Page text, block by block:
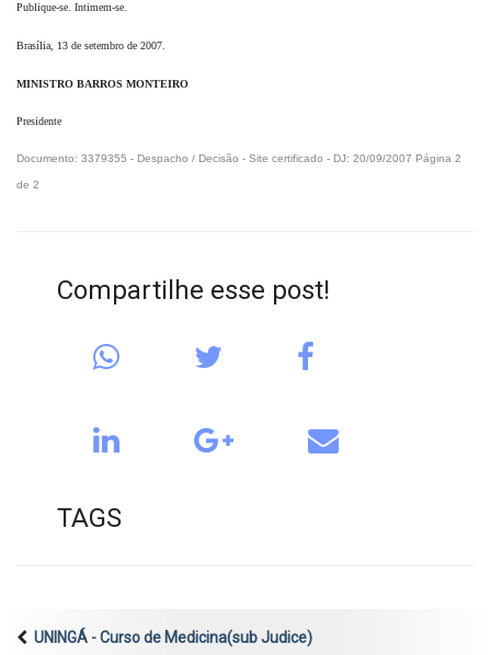
Publique-se. Intimem-se.
Brasília, 13 de setembro de 2007.
MINISTRO BARROS MONTEIRO
Presidente
Documento: 3379355 - Despacho / Decisão - Site certificado - DJ: 20/09/2007 Página 2
de 2
Compartilhe esse post!
TAGS
UNINGÁ - Curso de Medicina(sub Judice)